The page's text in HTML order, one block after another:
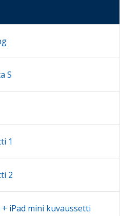
S
1
2
iPad mini kuvaussetti